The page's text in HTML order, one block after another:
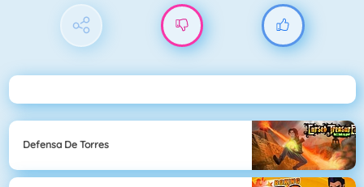
Defensa De Torres